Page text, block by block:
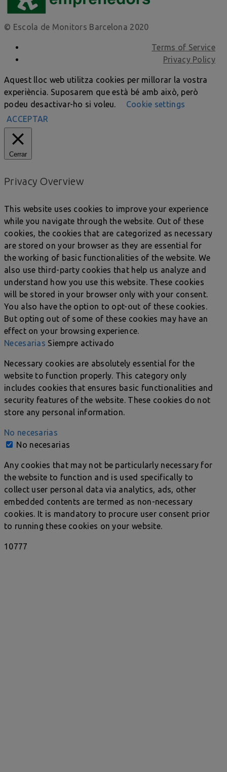
© Escola de Monitors Barcelona 2020
Terms of Service
Privacy Policy
Aquest lloc web utilitza cookies per millorar la vostra
experiència. Suposarem que està bé amb això, però
podeu desactivar-ho si voleu.
Cookie settings
ACCEPTAR
Cerrar
Privacy Overview
This website uses cookies to improve your experience
while you navigate through the website. Out of these
cookies, the cookies that are categorized as necessary
are stored on your browser as they are essential for
the working of basic functionalities of the website. We
also use third-party cookies that help us analyze and
understand how you use this website. These cookies
will be stored in your browser only with your consent.
You also have the option to opt-out of these cookies.
But opting out of some of these cookies may have an
effect on your browsing experience.
Necesarias Siempre activado
Necessary cookies are absolutely essential for the
website to function properly. This category only
includes cookies that ensures basic functionalities and
security features of the website. These cookies do not
store any personal information.
No necesarias
No necesarias
Any cookies that may not be particularly necessary for
the website to function and is used specifically to
collect user personal data via analytics, ads, other
embedded contents are termed as non-necessary
cookies. It is mandatory to procure user consent prior
to running these cookies on your website.
10777